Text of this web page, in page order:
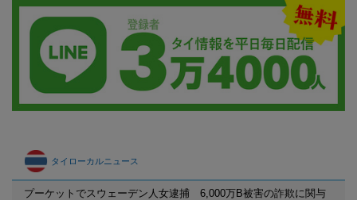
タイローカルニュース
プーケットでスウェーデン人女逮捕 6,000万B被害の詐欺に関与